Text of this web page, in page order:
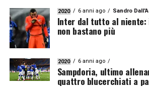
2020 6 anni ago Sandro
Inter dal tutto al niente:
non bastano più
2020 6 anni ago
Sampdoria, ultimo
quattro blucerchiati a